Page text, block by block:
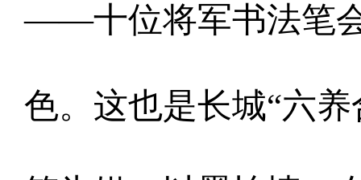
——十位将军书法笔
色。这也是长城“六